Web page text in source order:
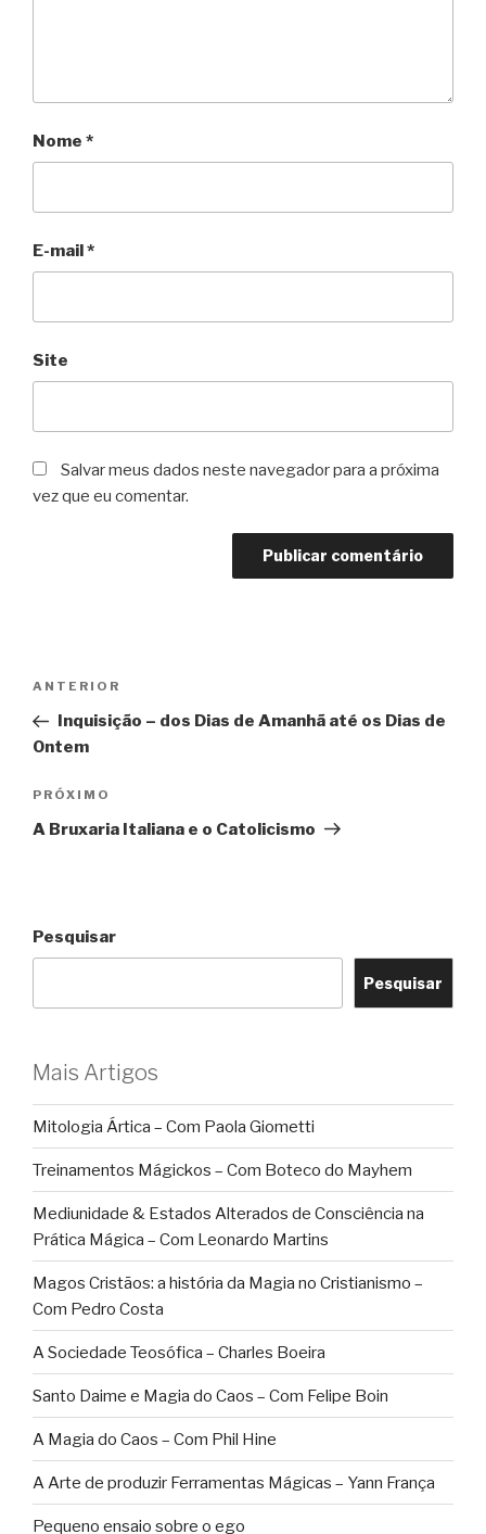
Nome *
E-mail*
Site
Salvar meus dados neste navegador para a próxima
vez que eu comentar.
Post
Post
anterior
ANTERIOR
Inquisição – dos Dias de Amanhã até os Dias de
Ontem
Próximo
post
PRÓXIMO
A Bruxaria Italiana e o Catolicismo
Pesquisar
Pesquisar
Mais Artigos
Mitologia Ártica – Com Paola Giometti
Treinamentos Mágickos – Com Boteco do Mayhem
Mediunidade & Estados Alterados de Consciência na
Prática Mágica – Com Leonardo Martins
Magos Cristãos: a história da Magia no Cristianismo –
Com Pedro Costa
A Sociedade Teosófica – Charles Boeira
Santo Daime e Magia do Caos – Com Felipe Boin
A Magia do Caos – Com Phil Hine
A Arte de produzir Ferramentas Mágicas – Yann França
Pequeno ensaio sobre o ego